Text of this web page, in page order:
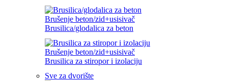
Brušenje beton/zid+usisivač
Brusilica/glodalica za beton
Brušenje beton/zid+usisivač
Brusilica za stiropor i izolaciju
Sve za dvorište